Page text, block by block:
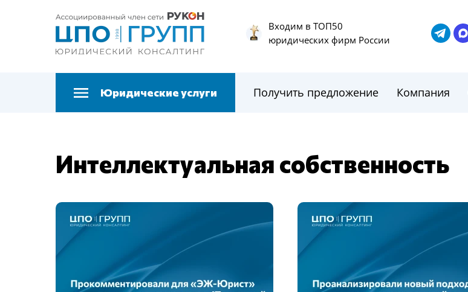
Входим в ТОП50
юридических фирм России
Юридические услуги Получить предложение Компания
Интеллектуальная собственность